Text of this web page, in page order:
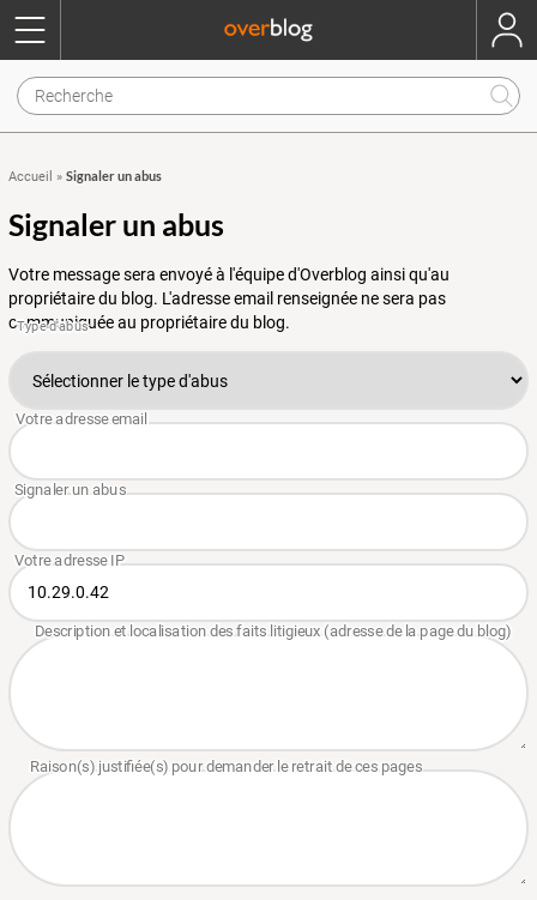
Accueil » Signaler un abus
Signaler un abus
Votre message sera envoyé à l'équipe d'Overblog ainsi qu'au
propriétaire du blog. L'adresse email renseignée ne sera pas
communiquée au propriétaire du blog.